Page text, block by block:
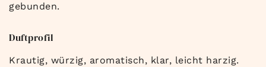
gebunden.
Duftprofil
Krautig, würzig, aromatisch, klar, leicht harzig.